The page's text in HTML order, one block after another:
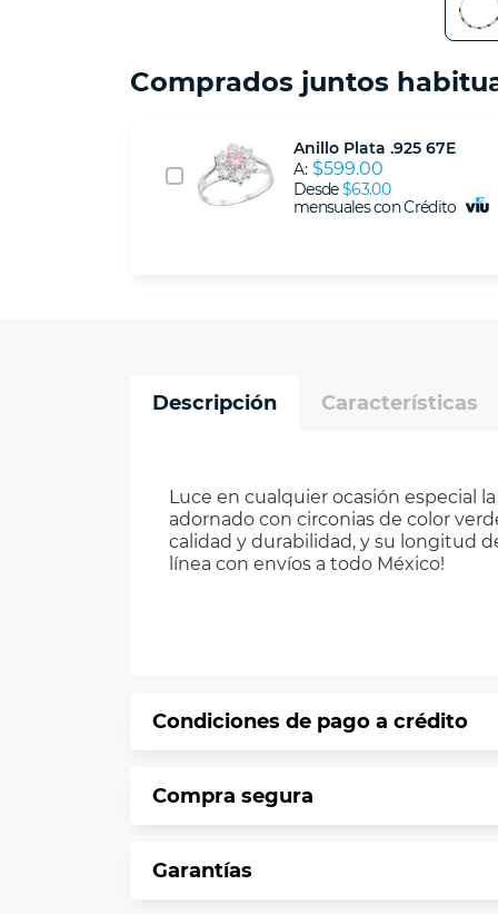
Comprados juntos
Anillo Plata .925 67E
A: $599.00
Desde$63.00
mensuales con Crédito
Descripción Características
Luce en cualquier ocasión especial
adornado con circonias de color
calidad y durabilidad, y su longitud
línea con envíos a todo México!
Condiciones de pago a crédito
Compra segura
Garantías